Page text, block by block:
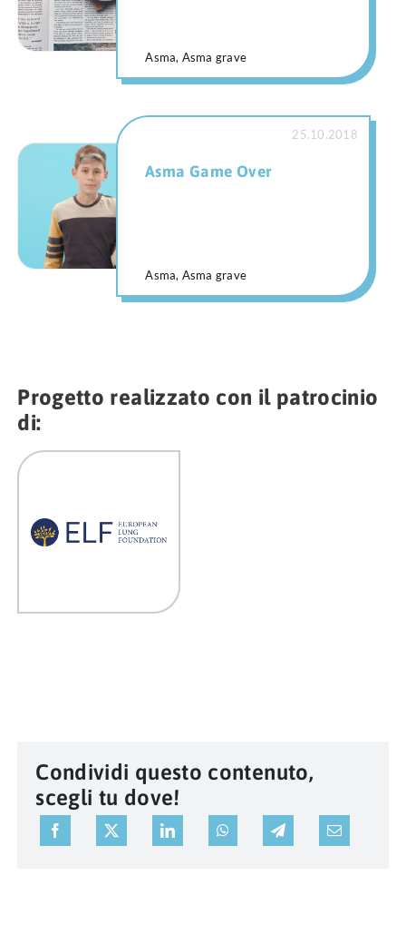
Asma, Asma grave
Asma Game Over
25.10.2018
Asma, Asma grave
Progetto realizzato con il patrocinio
di:
Condividi questo contenuto,
scegli tu dove!